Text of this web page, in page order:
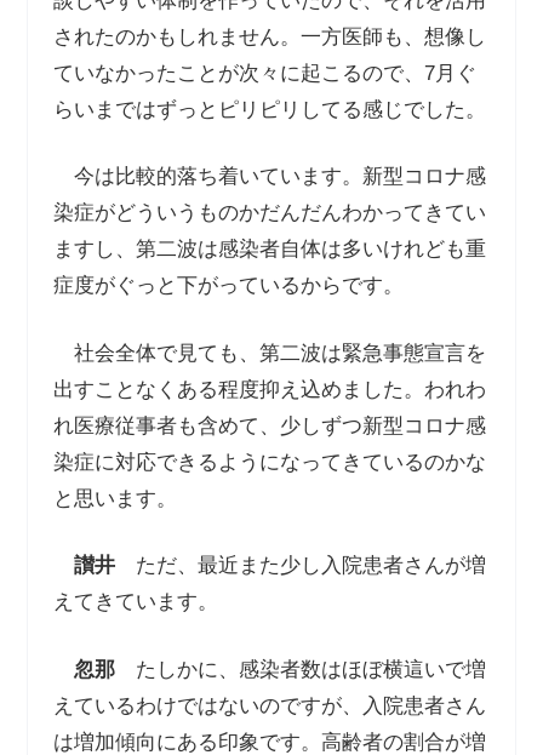
されたのかもしれません。一方医師も、想像し
ていなかったことが次々に起こるので、7月ぐ
らいまではずっとピリピリしてる感じでした。
今は比較的落ち着いています。新型コロナ感
染症がどういうものかだんだんわかってきてい
ますし、第二波は感染者自体は多いけれども重
症度がぐっと下がっているからです。
社会全体で見ても、第二波は緊急事態宣言を
出すことなくある程度抑え込めました。われわ
れ医療従事者も含めて、少しずつ新型コロナ感
染症に対応できるようになってきているのかな
と思います。
讃井ただ、最近また少し入院患者さんが増
えてきています。
忽那たしかに、感染者数はほぼ横這いで増
えているわけではないのですが、入院患者さん
は増加傾向にある印象です。高齢者の割合が増